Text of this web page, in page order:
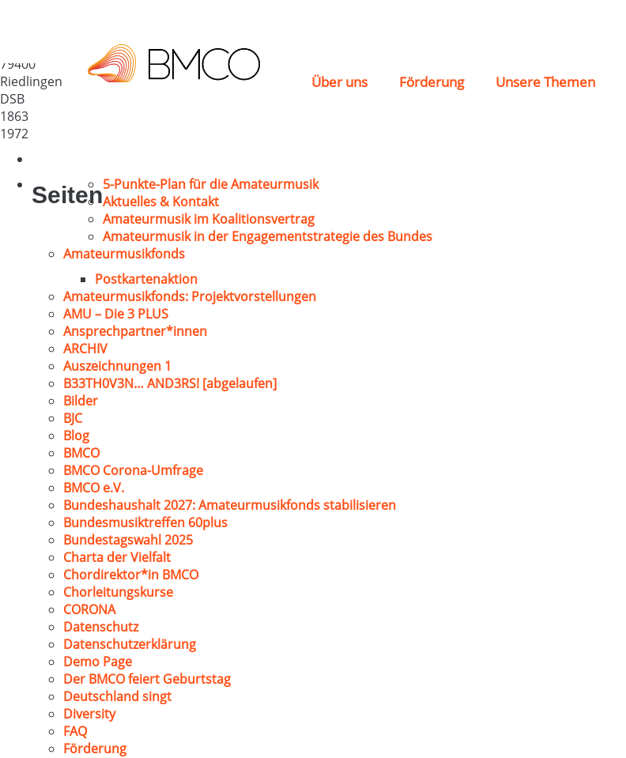
Über uns Förderung Unsere Themen
79400
Riedlingen
DSB
1863
1972
Seiten5-Punkte-Plan für die Amateurmusik
Aktuelles & Kontakt
Amateurmusik im Koalitionsvertrag
Amateurmusik in der Engagementstrategie des Bundes
Amateurmusikfonds
Postkartenaktion
Amateurmusikfonds: Projektvorstellungen
AMU – Die 3 PLUS
Ansprechpartner*innen
ARCHIV
Auszeichnungen 1
B33TH0V3N… AND3RS! [abgelaufen]
Bilder
BJC
Blog
BMCO
BMCO Corona-Umfrage
BMCO e.V.
Bundeshaushalt 2027: Amateurmusikfonds stabilisieren
Bundesmusiktreffen 60plus
Bundestagswahl 2025
Charta der Vielfalt
Chordirektor*in BMCO
Chorleitungskurse
CORONA
Datenschutz
Datenschutzerklärung
Demo Page
Der BMCO feiert Geburtstag
Deutschland singt
Diversity
FAQ
Förderung